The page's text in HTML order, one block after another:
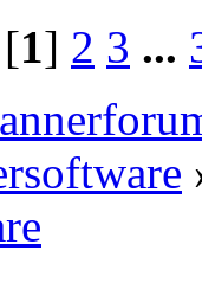
1] 2 3 ...